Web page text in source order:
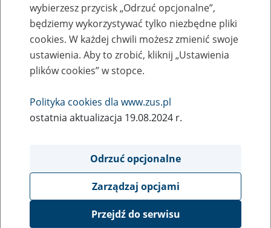
Poradniki
Poradnik dla Polaków pracujących lub mieszkających w Wielkiej
Brytanii
Publikacja na temat uprawnień do świadczeń z zabezpieczenia
społecznego dla osób, które mieszkały lub pracowały zarówno
Irlandii Północnej (w publikacji używamy skrótowego określenia
„Wielka Brytania”).
wybierzesz przycisk „Odrzuć opcjonalne”,
będziemy wykorzystywać tylko niezbędne pliki
cookies. W każdej chwili możesz zmienić swoje
ustawienia. Aby to zrobić, kliknij „Ustawienia
plików cookies” w stopce.
Polityka cookies dla www.zus.pl
ostatnia aktualizacja 19.08.2024 r.
Odrzuć opcjonalne
Zarządzaj opcjami
Przejdź do serwisu